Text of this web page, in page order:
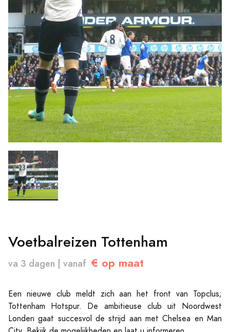
Voetbalreizen Tottenham
va 3 dagen | vanaf € op maat
Een nieuwe club meldt zich aan het front van Topclus;
Tottenham Hotspur. De ambitieuse club uit Noordwest
Londen gaat succesvol de strijd aan met Chelsea en Man